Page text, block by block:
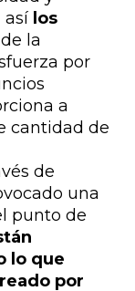
así los
de la
por
a
cantidad de
de
una
punto de
lo que
por